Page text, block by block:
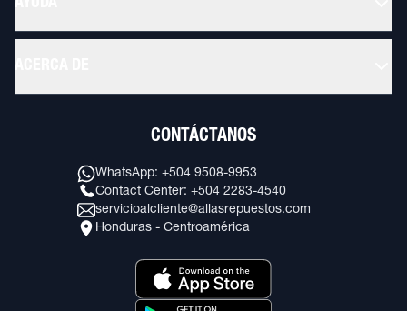
CONTÁCTANOS
WhatsApp: +504 9508-9953
Contact Center: +504 2283-4540
servicioalcliente@allasrepuestos.com
Honduras - Centroamérica